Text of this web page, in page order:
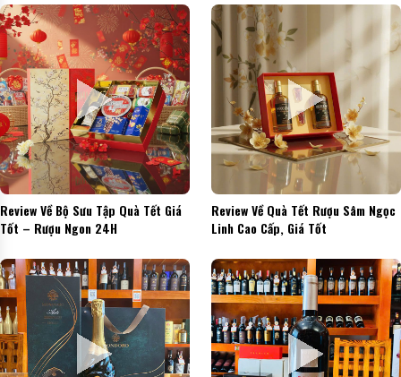
Review Về Bộ Sưu Tập Quà Tết Giá
Tốt – Rượu Ngon 24H
Review Về Quà Tết Rượu Sâm Ngọc
Linh Cao Cấp, Giá Tốt